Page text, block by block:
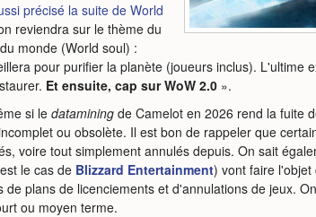
précisé la suite de World
reviendra sur le thème du
monde (World soul) :
pour purifier la planète (joueurs inclus). L'ultime
Et ensuite, cap sur WoW 2.0 ».
si le datamining de Camelot en 2026 rend la fuite
ou obsolète. Il est bon de rappeler que
voire tout simplement annulés depuis. On sait
le cas de Blizzard Entertainment) vont faire
de plans de licenciements et d'annulations de jeux.
ou moyen terme.